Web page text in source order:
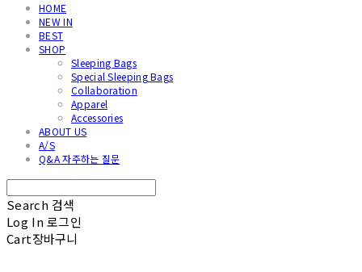
HOME
NEW IN
BEST
SHOP
Sleeping Bags
Special Sleeping Bags
Collaboration
Apparel
Accessories
ABOUT US
A/S
Q&A 자주하는 질문
Search 검색
Log In 로그인
Cart장바구니